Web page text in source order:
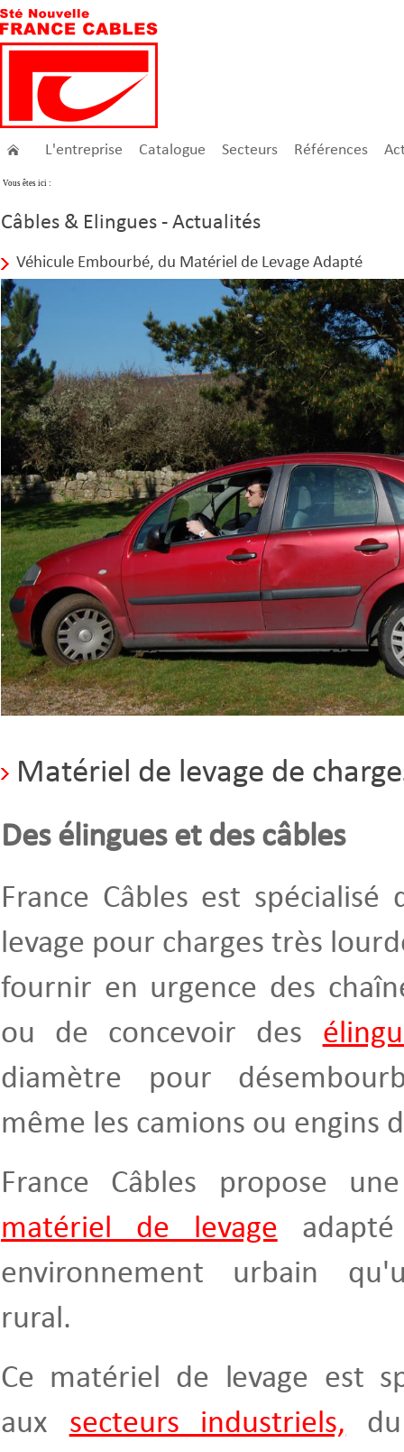
L'entreprise Catalogue Secteurs Références
Vous êtes ici :
Câbles & Elingues - Actualités
Véhicule Embourbé, du Matériel de Levage Adapté
Matériel de levage de
Des élingues et des câbles
France Câbles est
levage pour charges très
fournir en urgence des
ou de concevoir des
diamètre pour
même les camions ou engins
France Câbles propose
matériel de levage
environnement urbain
rural.
Ce matériel de levage est
aux secteurs industriels,